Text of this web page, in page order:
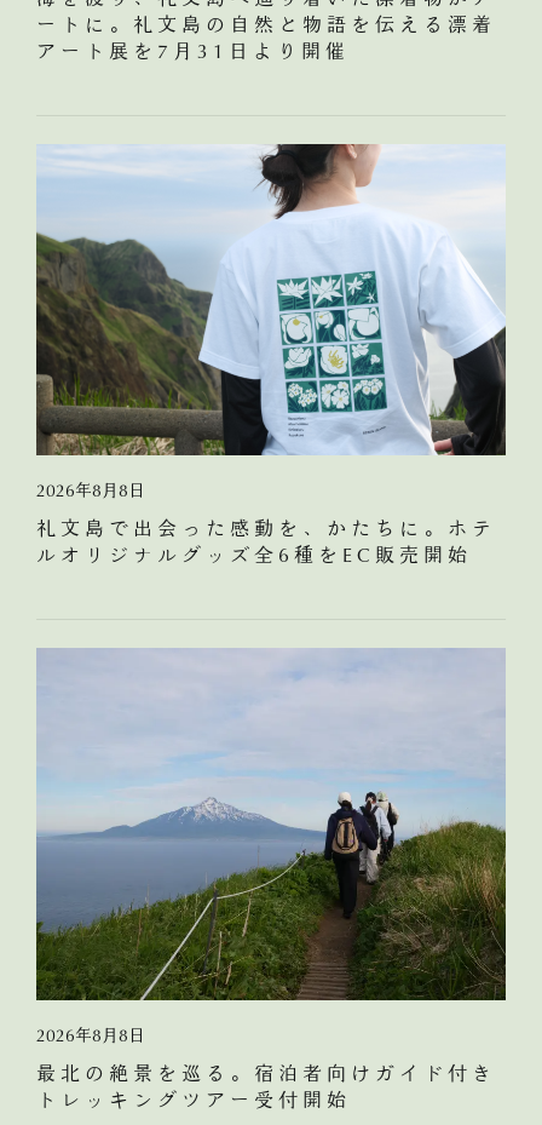
ートに。礼文島の自然と物語を伝える漂着
アート展を7月31日より開催
2026年8月8日
礼文島で出会った感動を、かたちに。ホテ
ルオリジナルグッズ全6種をEC販売開始
2026年8月8日
最北の絶景を巡る。宿泊者向けガイド付き
トレッキングツアー受付開始